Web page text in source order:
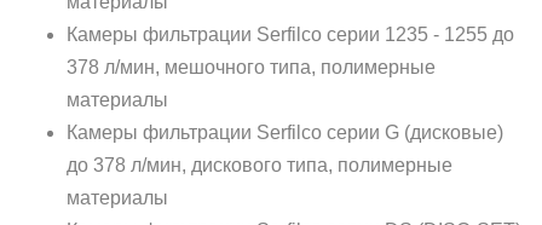
Камеры фильтрации Serfilco серии 1235 - 1255 до
378 л/мин, мешочного типа, полимерные
материалы
Камеры фильтрации Serfilco серии G (дисковые)
до 378 л/мин, дискового типа, полимерные
материалы